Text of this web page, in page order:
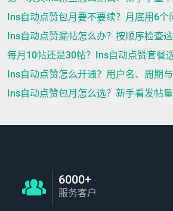
Ins自动点赞包月要不要续？月底用6个
Ins自动点赞漏帖怎么办？按顺序检查
每月10帖还是30帖？Ins自动点赞套餐
Ins自动点赞怎么开通？用户名、周期
Ins自动点赞包月怎么选？新手看发帖
6000+
服务客户